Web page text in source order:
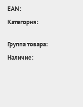
EAN:
Категория:
Группа товара:
Наличие: